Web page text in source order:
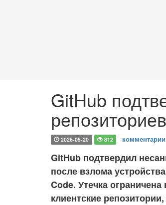
GitHub
2026-05-20 812 комментарии
GitHub подтвердил
после взлома
Code. Утечка
клиентские